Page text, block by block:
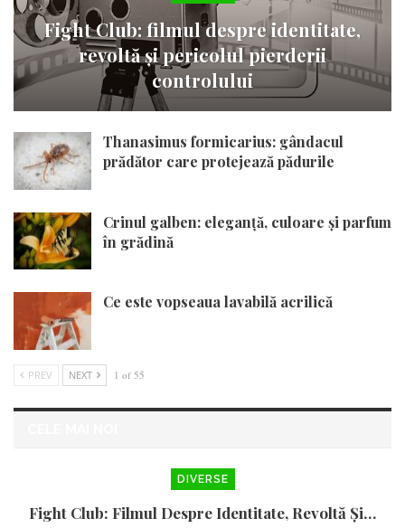
Fight Club: filmul despre identitate,
revoltă și pericolul pierderii
controlului
Thanasimus formicarius: gândacul
prădător care protejează pădurile
Crinul galben: eleganță, culoare și parfum
în grădină
Ce este vopseaua lavabilă acrilică
PREV NEXT 1 of 55
DIVERSE
Fight Club: Filmul Despre Identitate, Revoltă Și…